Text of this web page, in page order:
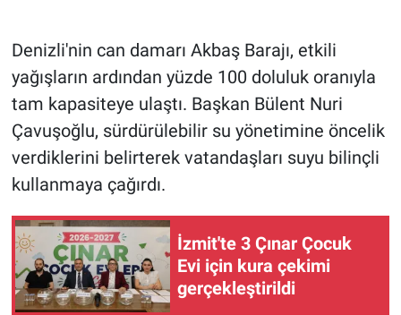
Denizli'nin can damarı Akbaş Barajı, etkili
yağışların ardından yüzde 100 doluluk oranıyla
tam kapasiteye ulaştı. Başkan Bülent Nuri
Çavuşoğlu, sürdürülebilir su yönetimine öncelik
verdiklerini belirterek vatandaşları suyu bilinçli
kullanmaya çağırdı.
İzmit'te 3 Çınar Çocuk
Evi için kura çekimi
gerçekleştirildi